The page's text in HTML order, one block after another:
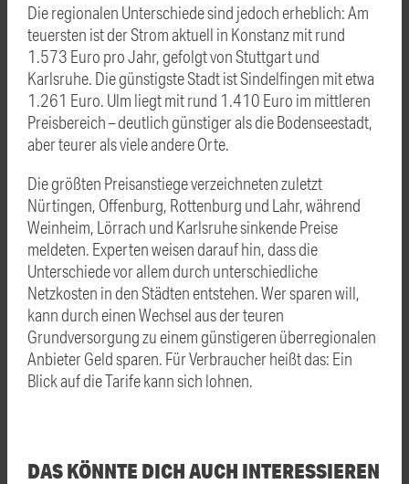
Die regionalen Unterschiede sind jedoch erheblich: Am
teuersten ist der Strom aktuell in Konstanz mit rund
1.573 Euro pro Jahr, gefolgt von Stuttgart und
Karlsruhe. Die günstigste Stadt ist Sindelfingen mit etwa
1.261 Euro. Ulm liegt mit rund 1.410 Euro im mittleren
Preisbereich – deutlich günstiger als die Bodenseestadt,
aber teurer als viele andere Orte.
Die größten Preisanstiege verzeichneten zuletzt
Nürtingen, Offenburg, Rottenburg und Lahr, während
Weinheim, Lörrach und Karlsruhe sinkende Preise
meldeten. Experten weisen darauf hin, dass die
Unterschiede vor allem durch unterschiedliche
Netzkosten in den Städten entstehen. Wer sparen will,
kann durch einen Wechsel aus der teuren
Grundversorgung zu einem günstigeren überregionalen
Anbieter Geld sparen. Für Verbraucher heißt das: Ein
Blick auf die Tarife kann sich lohnen.
DAS KÖNNTE DICH AUCH INTERESSIEREN